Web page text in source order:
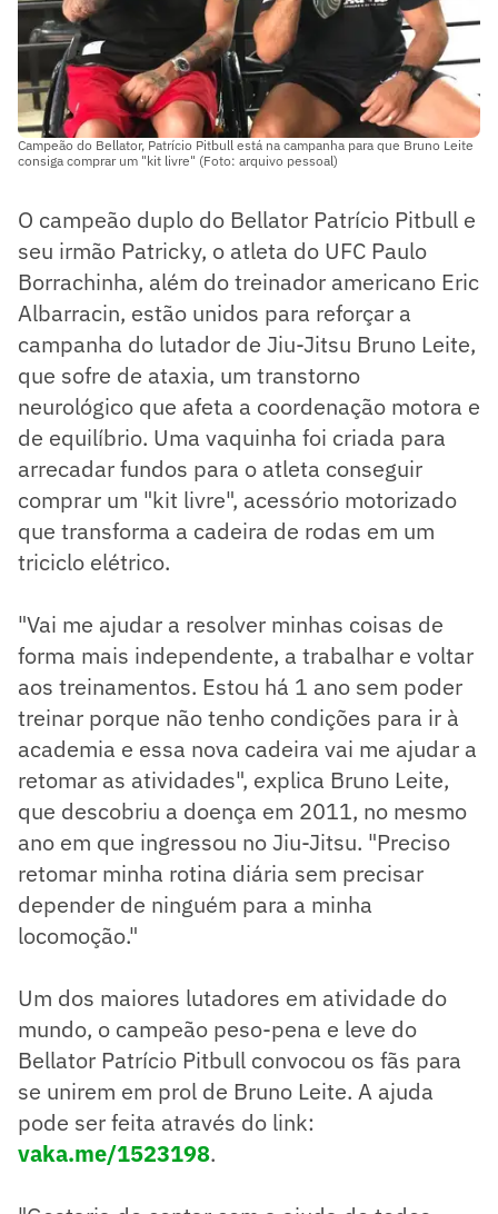
Campeão do Bellator, Patrício Pitbull está na campanha para que Bruno Leite
consiga comprar um "kit livre" (Foto: arquivo pessoal)
O campeão duplo do Bellator Patrício Pitbull e
seu irmão Patricky, o atleta do UFC Paulo
Borrachinha, além do treinador americano Eric
Albarracin, estão unidos para reforçar a
campanha do lutador de Jiu-Jitsu Bruno Leite,
que sofre de ataxia, um transtorno
neurológico que afeta a coordenação motora e
de equilíbrio. Uma vaquinha foi criada para
arrecadar fundos para o atleta conseguir
comprar um "kit livre", acessório motorizado
que transforma a cadeira de rodas em um
triciclo elétrico.
"Vai me ajudar a resolver minhas coisas de
forma mais independente, a trabalhar e voltar
aos treinamentos. Estou há 1 ano sem poder
treinar porque não tenho condições para ir à
academia e essa nova cadeira vai me ajudar a
retomar as atividades", explica Bruno Leite,
que descobriu a doença em 2011, no mesmo
ano em que ingressou no Jiu-Jitsu. "Preciso
retomar minha rotina diária sem precisar
depender de ninguém para a minha
locomoção."
Um dos maiores lutadores em atividade do
mundo, o campeão peso-pena e leve do
Bellator Patrício Pitbull convocou os fãs para
se unirem em prol de Bruno Leite. A ajuda
pode ser feita através do link:
vaka.me/1523198.